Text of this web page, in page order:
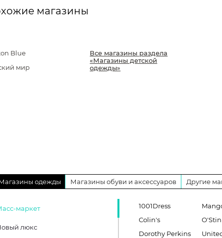
магазины
Blue
мир
Все магазины раздела
«Магазины детской
одежды»
одежды Магазины обуви и аксессуаров Другие
маркет
люкс
1001Dress
Colin's
Dorothy Perkins
O'Stin